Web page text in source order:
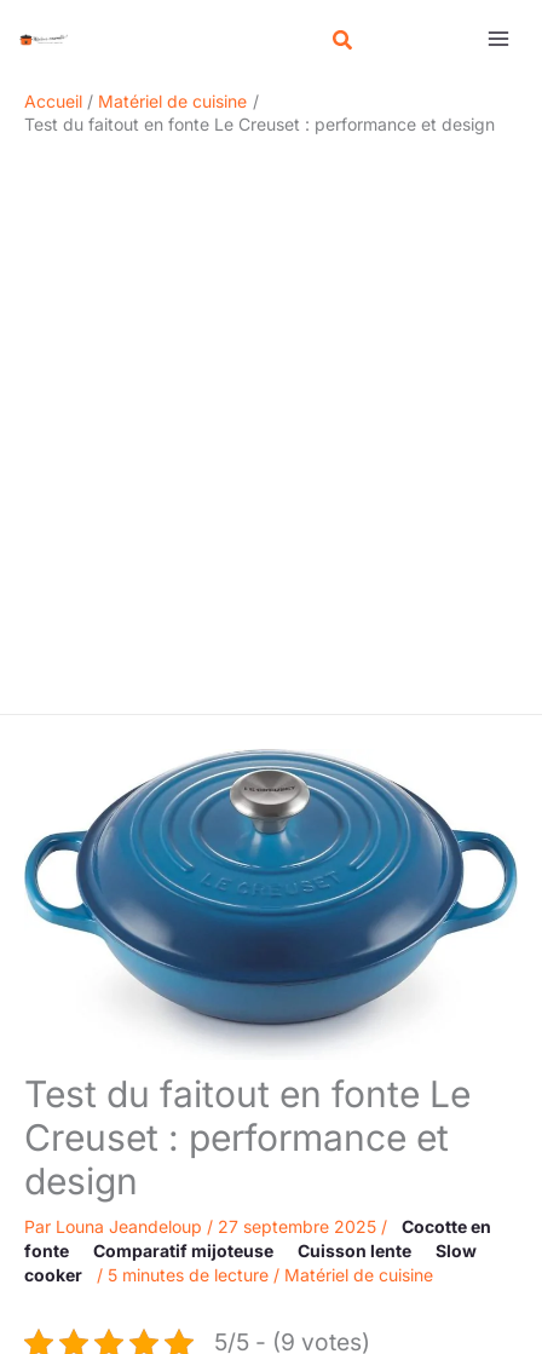
Accueil
Matériel de cuisine
Test du faitout en fonte Le Creuset : performance et design
Test du faitout en fonte Le
Creuset : performance et
design
Par Louna Jeandeloup / 27 septembre 2025 /
Cocotte en
fonte
Comparatif mijoteuse Cuisson lente
Slow
cooker
/ 5 minutes de lecture / Matériel de cuisine
5/5 - (9 votes)
e
h